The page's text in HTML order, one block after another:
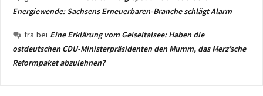
Energiewende: Sachsens Erneuerbaren-Branche schlägt Alarm
fra bei Eine Erklärung vom Geiseltalsee: Haben die
ostdeutschen CDU-Ministerpräsidenten den Mumm, das Merz’sche
Reformpaket abzulehnen?